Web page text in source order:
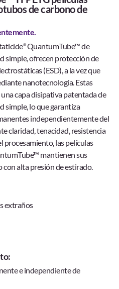
de carbono de
®QuantumTube™ de
simple, ofrecen protección de
(ESD), a la vez que
nanotecnología. Estas
capa disipativa patentada de
simple, lo que garantiza
independientemente del
claridad, tenacidad, resistencia
procesamiento, las películas
mantienen sus
alta presión de estirado.
extraños
e independiente de